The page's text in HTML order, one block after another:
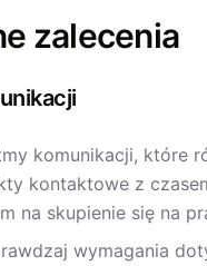
zalecenia
komunikacji, które
kontaktowe z
na skupienie się na
wymagania